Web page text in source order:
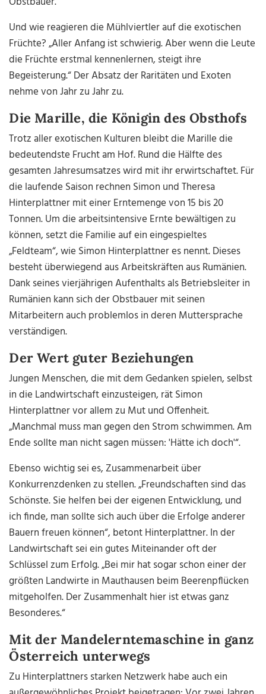
Und wie reagieren die Mühlviertler auf die exotischen
Früchte?„Aller Anfang ist schwierig. Aber wenn die Leute
die Früchte erstmal kennenlernen, steigt ihre
Begeisterung.“ Der Absatz der Raritäten und Exoten
nehme von Jahr zu Jahr zu.
Die Marille, die Königin des Obsthofs
Trotz aller exotischen Kulturen bleibt die Marille die
bedeutendste Frucht am Hof. Rund die Hälfte des
gesamten Jahresumsatzes wird mit ihr erwirtschaftet. Für
die laufende Saison rechnen Simon und Theresa
Hinterplattner mit einer Erntemenge von 15 bis 20
Tonnen. Um die arbeitsintensive Ernte bewältigen zu
können, setzt die Familie auf ein eingespieltes
„Feldteam“, wie Simon Hinterplattner es nennt. Dieses
besteht überwiegend aus Arbeitskräften aus Rumänien.
Dank seines vierjährigen Aufenthalts als Betriebsleiter in
Rumänien kann sich der Obstbauer mit seinen
Mitarbeitern auch problemlos in deren Muttersprache
verständigen.
Der Wert guter Beziehungen
Jungen Menschen, die mit dem Gedanken spielen, selbst
in die Landwirtschaft einzusteigen, rät Simon
Hinterplattner vor allem zu Mut und Offenheit.
„Manchmal muss man gegen den Strom schwimmen. Am
Ende sollte man nicht sagen müssen: 'Hätte ich doch'“.
Ebenso wichtig sei es, Zusammenarbeit über
Konkurrenzdenken zu stellen. „Freundschaften sind das
Schönste. Sie helfen bei der eigenen Entwicklung, und
ich finde, man sollte sich auch über die Erfolge anderer
Bauern freuen können“, betont Hinterplattner. In der
Landwirtschaft sei ein gutes Miteinander oft der
Schlüssel zum Erfolg. „Bei mir hat sogar schon einer der
größten Landwirte in Mauthausen beim Beerenpflücken
mitgeholfen. Der Zusammenhalt hier ist etwas ganz
Besonderes.“
Mit der Mandelerntemaschine in ganz
Österreich unterwegs
Zu Hinterplattners starken Netzwerk habe auch ein